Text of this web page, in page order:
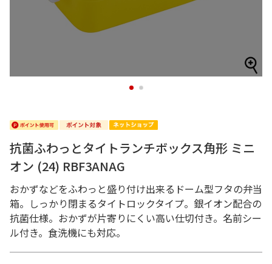
1 2
抗菌ふわっとタイトランチボックス角形 ミニ
オン (24) RBF3ANAG
おかずなどをふわっと盛り付け出来るドーム型フタの弁当
箱。しっかり閉まるタイトロックタイプ。銀イオン配合の
抗菌仕様。おかずが片寄りにくい高い仕切付き。名前シー
ル付き。食洗機にも対応。